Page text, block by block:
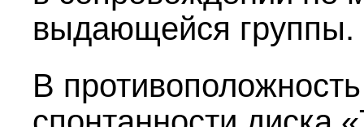
выдающейся группы.
В противоположность